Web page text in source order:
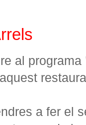
al programa
a fer el